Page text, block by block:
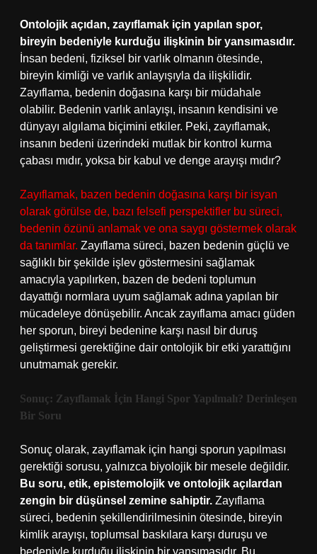
Ontolojik açıdan, zayıflamak için yapılan spor,
bireyin bedeniyle kurduğu ilişkinin bir yansımasıdır.
İnsan bedeni, fiziksel bir varlık olmanın ötesinde,
bireyin kimliği ve varlık anlayışıyla da ilişkilidir.
Zayıflama, bedenin doğasına karşı bir müdahale
olabilir. Bedenin varlık anlayışı, insanın kendisini ve
dünyayı algılama biçimini etkiler. Peki, zayıflamak,
insanın bedeni üzerindeki mutlak bir kontrol kurma
çabası mıdır, yoksa bir kabul ve denge arayışı mıdır?
Zayıflamak, bazen bedenin doğasına karşı bir isyan
olarak görülse de, bazı felsefi perspektifler bu süreci,
bedenin özünü anlamak ve ona saygı göstermek olarak
da tanımlar. Zayıflama süreci, bazen bedenin güçlü ve
sağlıklı bir şekilde işlev göstermesini sağlamak
amacıyla yapılırken, bazen de bedeni toplumun
dayattığı normlara uyum sağlamak adına yapılan bir
mücadeleye dönüşebilir. Ancak zayıflama amacı güden
her sporun, bireyi bedenine karşı nasıl bir duruş
geliştirmesi gerektiğine dair ontolojik bir etki yarattığını
unutmamak gerekir.
Sonuç: Zayıflamak İçin Hangi Spor Yapılmalı? Derinleşen
Bir Soru
Sonuç olarak, zayıflamak için hangi sporun yapılması
gerektiği sorusu, yalnızca biyolojik bir mesele değildir.
Bu soru, etik, epistemolojik ve ontolojik açılardan
zengin bir düşünsel zemine sahiptir. Zayıflama
süreci, bedenin şekillendirilmesinin ötesinde, bireyin
kimlik arayışı, toplumsal baskılara karşı duruşu ve
bedeniyle kurduğu ilişkinin bir yansımasıdır. Bu